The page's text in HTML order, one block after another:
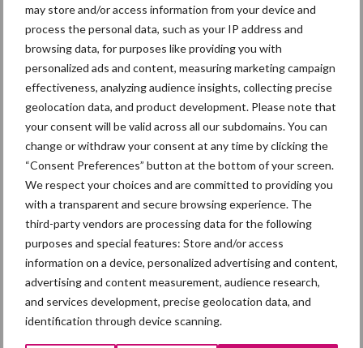
may store and/or access information from your device and
process the personal data, such as your IP address and
browsing data, for purposes like providing you with
personalized ads and content, measuring marketing campaign
effectiveness, analyzing audience insights, collecting precise
geolocation data, and product development. Please note that
your consent will be valid across all our subdomains. You can
change or withdraw your consent at any time by clicking the
“Consent Preferences” button at the bottom of your screen.
We respect your choices and are committed to providing you
with a transparent and secure browsing experience. The
third-party vendors are processing data for the following
purposes and special features: Store and/or access
information on a device, personalized advertising and content,
advertising and content measurement, audience research,
and services development, precise geolocation data, and
identification through device scanning.
laatste is voor jonge landbouwers.
Foto credit: Bart Vergote
Themapagina's
Maak uw keuze:
DierengezondheidHuisvesting